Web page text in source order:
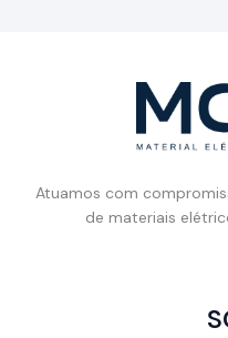
Atuamos com
de materiais